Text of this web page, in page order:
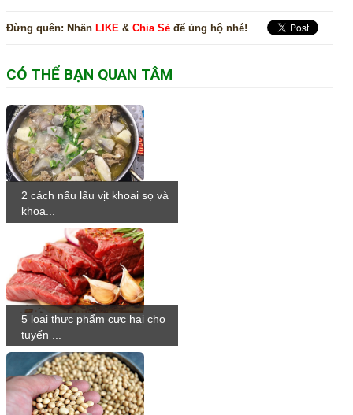
Đừng quên: Nhấn LIKE & Chia Sẻ để ủng hộ nhé!
CÓ THỂ BẠN QUAN TÂM
2 cách nấu lẩu vịt khoai sọ và
khoa...
5 loại thực phẩm cực hại cho
tuyến ...